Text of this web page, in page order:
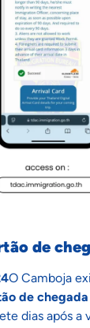
de
O Camboja
de
dias após a